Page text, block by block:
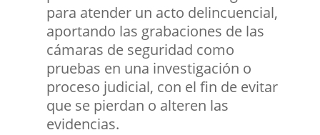
para atender un acto delincuencial,
aportando las grabaciones de las
cámaras de seguridad como
pruebas en una investigación o
proceso judicial, con el fin de evitar
que se pierdan o alteren las
evidencias.